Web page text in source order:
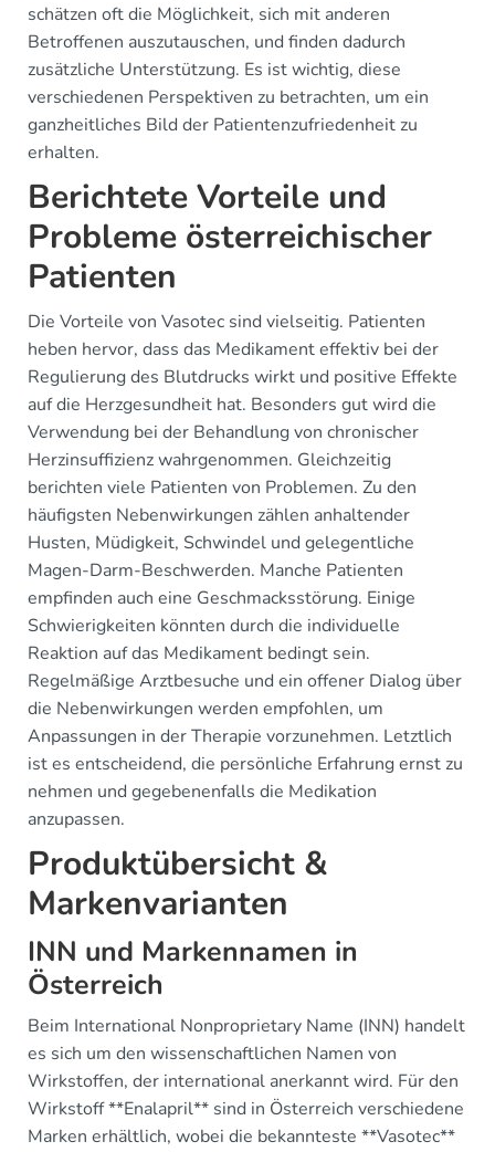
schätzen oft die Möglichkeit, sich mit anderen
Betroffenen auszutauschen, und finden dadurch
zusätzliche Unterstützung. Es ist wichtig, diese
verschiedenen Perspektiven zu betrachten, um ein
ganzheitliches Bild der Patientenzufriedenheit zu
erhalten.
Berichtete Vorteile und
Probleme österreichischer
Patienten
Die Vorteile von Vasotec sind vielseitig. Patienten
heben hervor, dass das Medikament effektiv bei der
Regulierung des Blutdrucks wirkt und positive Effekte
auf die Herzgesundheit hat. Besonders gut wird die
Verwendung bei der Behandlung von chronischer
Herzinsuffizienz wahrgenommen. Gleichzeitig
berichten viele Patienten von Problemen. Zu den
häufigsten Nebenwirkungen zählen anhaltender
Husten, Müdigkeit, Schwindel und gelegentliche
Magen-Darm-Beschwerden. Manche Patienten
empfinden auch eine Geschmacksstörung. Einige
Schwierigkeiten könnten durch die individuelle
Reaktion auf das Medikament bedingt sein.
Regelmäßige Arztbesuche und ein offener Dialog über
die Nebenwirkungen werden empfohlen, um
Anpassungen in der Therapie vorzunehmen. Letztlich
ist es entscheidend, die persönliche Erfahrung ernst zu
nehmen und gegebenenfalls die Medikation
anzupassen.
Produktübersicht &
Markenvarianten
INN und Markennamen in
Österreich
Beim International Nonproprietary Name (INN) handelt
es sich um den wissenschaftlichen Namen von
Wirkstoffen, der international anerkannt wird. Für den
Wirkstoff **Enalapril** sind in Österreich verschiedene
Marken erhältlich, wobei die bekannteste **Vasotec**